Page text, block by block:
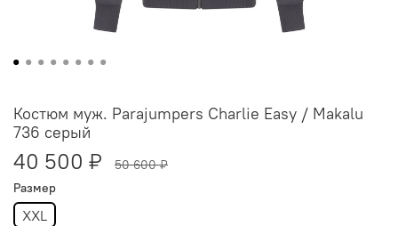
Костюм муж. Parajumpers Charlie Easy / Makalu
736 серый
40 500 ₽
50 600 ₽
Размер
XXL